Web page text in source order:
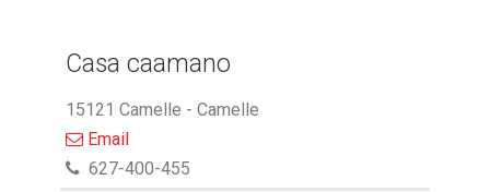
Casa caamano
15121 Camelle - Camelle
Email
627-400-455